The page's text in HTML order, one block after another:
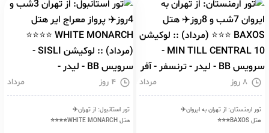
مرداد ۸ روز
تور ارمنستان: از تهران به ایروان✈️
هتل BAXOS⭐⭐⭐
مرداد ۴ روز
تور استانبول: از تهران✈️
هتل WHITE MONARCH⭐⭐⭐⭐